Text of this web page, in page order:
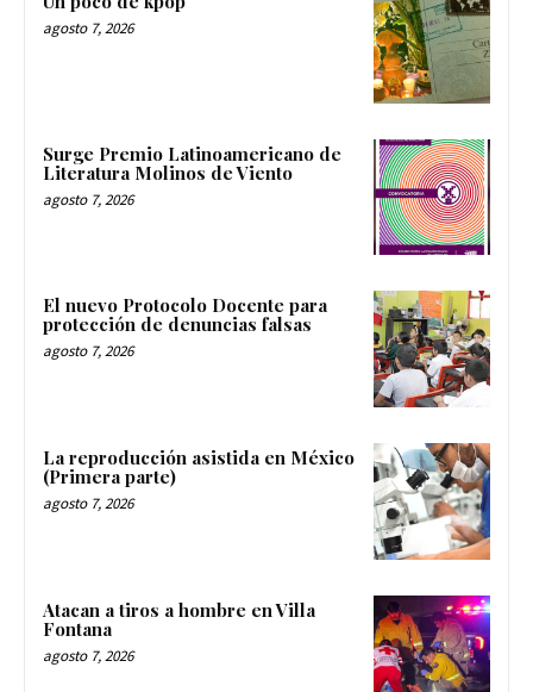
agosto 7, 2026
Surge Premio Latinoamericano de
Literatura Molinos de Viento
agosto 7, 2026
El nuevo Protocolo Docente para
protección de denuncias falsas
agosto 7, 2026
La reproducción asistida en México
(Primera parte)
agosto 7, 2026
Atacan a tiros a hombre en Villa
Fontana
agosto 7, 2026